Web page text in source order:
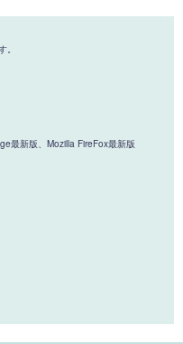
最新版、Mozilla FireFox最新版